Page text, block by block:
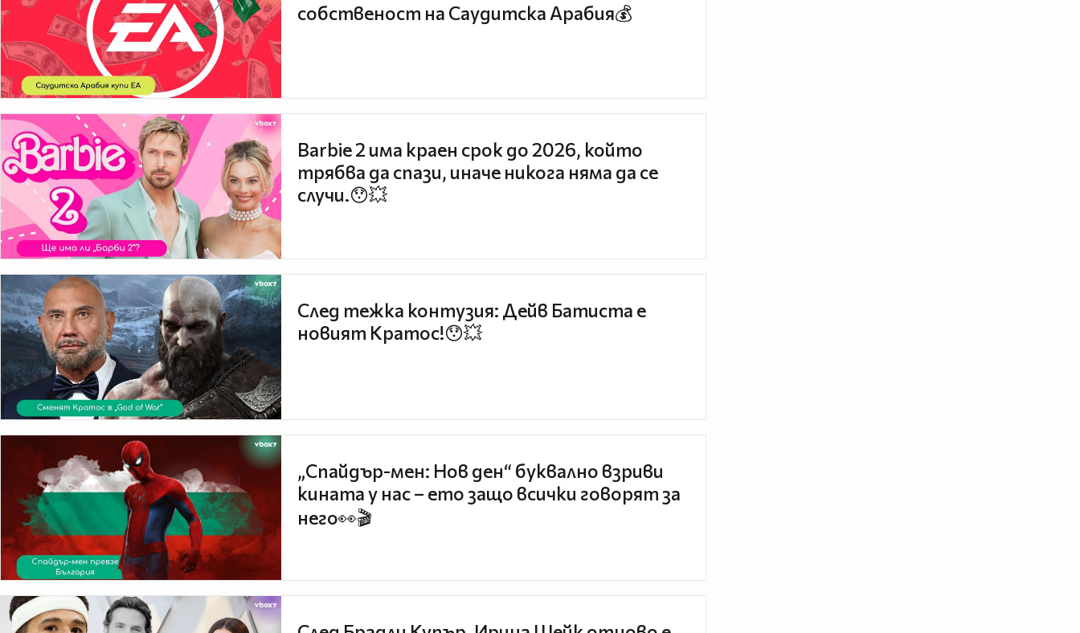
собственост на Саудитска Арабия💰
Barbie 2 има краен срок до 2026, който
трябва да спази, иначе никога няма да се
случи.😯💥
След тежка контузия: Дейв Батиста е
новият Кратос!😯💥
„Спайдър-мен: Нов ден“ буквално взриви
кината у нас – ето защо всички говорят за
него👀🎬